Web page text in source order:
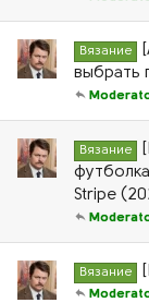
Вязание
выбрать
Вязание
Stripe
Вязание